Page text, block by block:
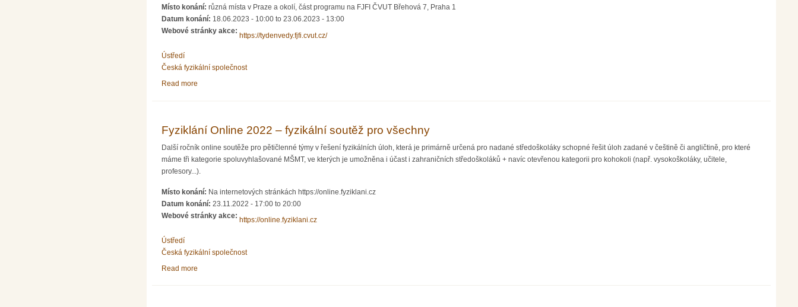
Místo konání: různá místa v Praze a okolí, část programu na FJFI ČVUT Břehová 7, Praha 1
Datum konání: 18.06.2023 - 10:00 to 23.06.2023 - 13:00
Webové stránky akce:
https://tydenvedy.fjfi.cvut.cz/
Ústředí
Česká fyzikální společnost
Read more
Fyziklání Online 2022 – fyzikální soutěž pro všechny
Další ročník online soutěže pro pětičlenné týmy v řešení fyzikálních úloh, která je primárně určená pro nadané středoškoláky schopné řešit úloh zadané v češtině či angličtině, pro které
máme tři kategorie spoluvyhlašované MŠMT, ve kterých je umožněna i účast i zahraničních středoškoláků + navíc otevřenou kategorii pro kohokoli (např. vysokoškoláky, učitele,
profesory...).
Místo konání: Na internetových stránkách https://online.fyziklani.cz
Datum konání: 23.11.2022 - 17:00 to 20:00
Webové stránky akce:
https://online.fyziklani.cz
Ústředí
Česká fyzikální společnost
Read more